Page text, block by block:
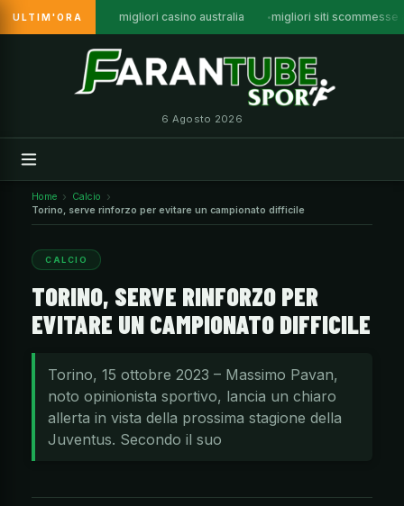
ULTIM'ORA migliori casino australia migliori siti scommesse
6 Agosto 2026
Home
Calcio
Torino, serve rinforzo per evitare un campionato difficile
CALCIO
TORINO, SERVE RINFORZO PER
EVITARE UN CAMPIONATO DIFFICILE
Torino, 15 ottobre 2023 – Massimo Pavan,
noto opinionista sportivo, lancia un chiaro
allerta in vista della prossima stagione della
Juventus. Secondo il suo